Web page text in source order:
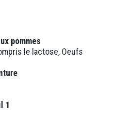
pommes
le lactose, Oeufs
1